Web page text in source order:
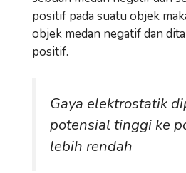
positif pada suatu objek
objek medan negatif dan
positif.
Gaya elektrostatik
potensial tinggi ke
lebih rendah